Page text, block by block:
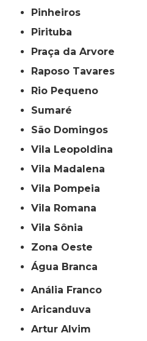
Pinheiros
Pirituba
Praça da Arvore
Raposo Tavares
Rio Pequeno
Sumaré
São Domingos
Vila Leopoldina
Vila Madalena
Vila Pompeia
Vila Romana
Vila Sônia
Zona Oeste
Água Branca
Anália Franco
Aricanduva
Artur Alvim